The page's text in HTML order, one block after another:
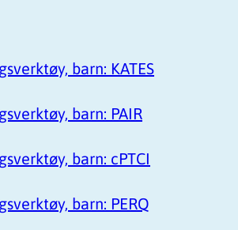
barn: KATES
barn: PAIR
barn: cPTCI
barn: PERQ